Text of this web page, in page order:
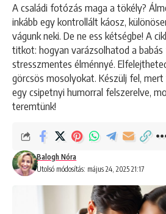
A családi fotózás maga a tökély?
inkább egy kontrollált káosz,
vágunk neki. De ne ess kétségbe! A
titkot: hogyan varázsolhatod a
stresszmentes élménnyé.
görcsös mosolyokat. Készülj fel, mert
egy csipetnyi humorral felszerelve,
teremtünk!
Utolsó módosítás: május 24, 2025 21:17
Balogh Nóra